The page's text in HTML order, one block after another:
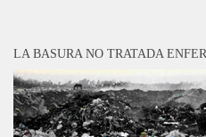
LA BASURA NO TRATADA